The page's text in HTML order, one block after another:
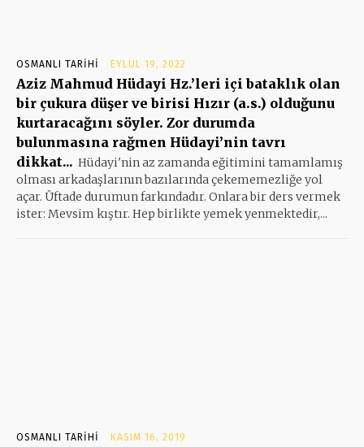
OSMANLI TARIHI EYLÜL 19, 2022
Aziz Mahmud Hüdayi Hz.’leri içi bataklık olan
bir çukura düşer ve birisi Hızır (a.s.) olduğunu
kurtaracağını söyler. Zor durumda
bulunmasına rağmen Hüdayi’nin tavrı
dikkat... Hüdayi'nin az zamanda eğitimini tamamlamış
olması arkadaşlarının bazılarında çekememezliğe yol
açar. Üftade durumun farkındadır. Onlara bir ders vermek
ister: Mevsim kıştır. Hep birlikte yemek yenmektedir,...
OSMANLI TARIHI KASIM 16, 2019